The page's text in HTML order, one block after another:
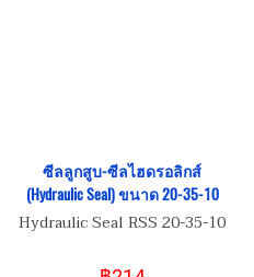
ซีลลูกสูบ-ซีลไฮดรอลิกส์
(Hydraulic Seal) ขนาด 20-35-10
Hydraulic Seal RSS 20-35-10